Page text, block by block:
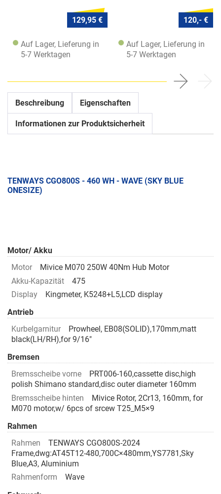
129,95 €
Auf Lager, Lieferung in
5-7 Werktagen
120,- €
Auf Lager, Lieferung in
5-7 Werktagen
Beschreibung Eigenschaften
Informationen zur Produktsicherheit
TENWAYS CGO800S - 460 WH - WAVE (SKY BLUE
ONESIZE)
Motor/ Akku
Motor
Mivice M070 250W 40Nm Hub Motor
Akku-Kapazität
475
Display
Kingmeter, K5248+L5,LCD display
Antrieb
Kurbelgarnitur
Prowheel, EB08(SOLID),170mm,matt
black(LH/RH),for 9/16"
Bremsen
Bremsscheibe vorne
PRT006-160,cassette disc,high
polish Shimano standard,disc outer diameter 160mm
Bremsscheibe hinten
Mivice Rotor, 2Cr13, 160mm, for
M070 motor,w/ 6pcs of srcew T25_M5×9
Rahmen
Rahmen
TENWAYS CGO800S-2024
Frame,dwg:AT45T12-480,700C×480mm,YS7781,Sky
Blue,A3, Aluminium
Rahmenform
Wave